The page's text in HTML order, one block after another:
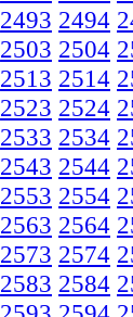
2493 2494
2503 2504
2513 2514
2523 2524
2533 2534
2543 2544
2553 2554
2563 2564
2573 2574
2583 2584